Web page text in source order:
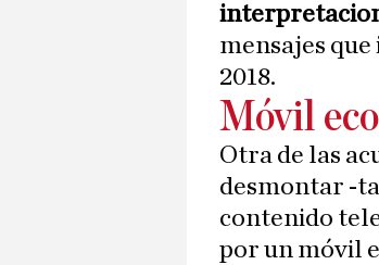
mensajes
2018.
Móvil
Otra de las
desmontar -
contenido
por un móvil